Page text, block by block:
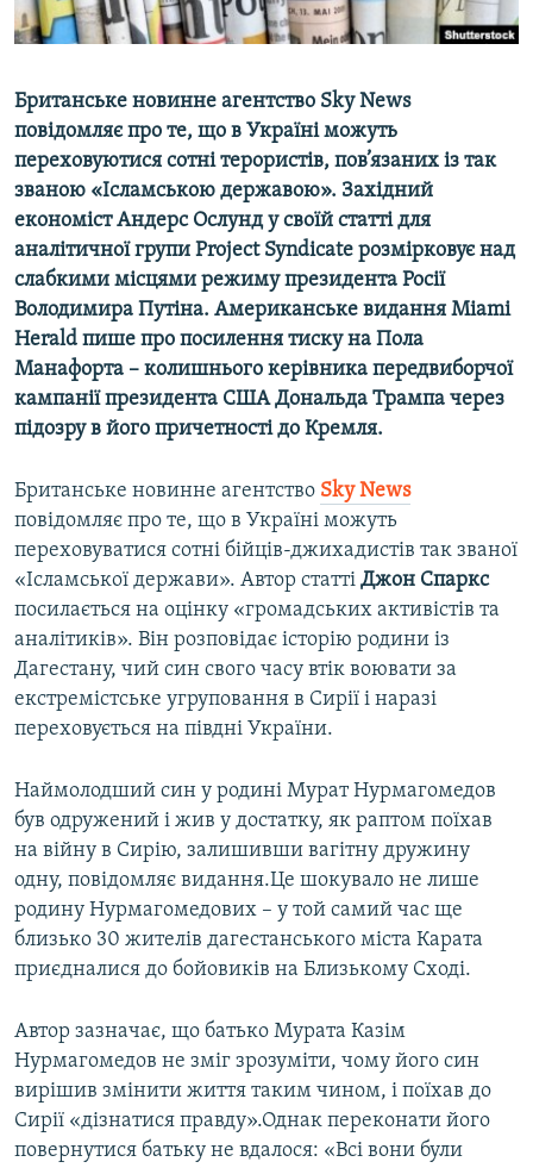
ІНФОГРАФІКА
ДОЛУЧАЙСЯ!
Усі сайти RFE/RL
Британське новинне агентство Sky News
повідомляє про те, що в Україні можуть
переховуютися сотні терористів, пов’язаних із так
званою «Ісламською державою». Західний
економіст Андерс Ослунд у своїй статті для
аналітичної групи Project Syndicate розмірковує над
слабкими місцями режиму президента Росії
Володимира Путіна. Американське видання Miami
Herald пише про посилення тиску на Пола
Манафорта – колишнього керівника передвиборчої
кампанії президента США Дональда Трампа через
підозру в його причетності до Кремля.
Британське новинне агентство Sky News
повідомляє про те, що в Україні можуть
переховуватися сотні бійців-джихадистів так званої
«Ісламської держави». Автор статті Джон Спаркс
посилається на оцінку «громадських активістів та
аналітиків». Він розповідає історію родини із
Дагестану, чий син свого часу втік воювати за
екстремістське угруповання в Сирії і наразі
переховується на півдні України.
Наймолодший син у родині Мурат Нурмагомедов
був одружений і жив у достатку, як раптом поїхав
на війну в Сирію, залишивши вагітну дружину
одну, повідомляє видання.Це шокувало не лише
родину Нурмагомедових – у той самий час ще
близько 30 жителів дагестанського міста Карата
приєдналися до бойовиків на Близькому Сході.
Автор зазначає, що батько Мурата Казім
Нурмагомедов не зміг зрозуміти, чому його син
вирішив змінити життя таким чином, і поїхав до
Сирії «дізнатися правду».Однак переконати його
повернутися батьку не вдалося: «Всі вони були